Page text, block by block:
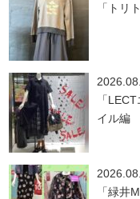
「トリ
「
イル編
「緑井